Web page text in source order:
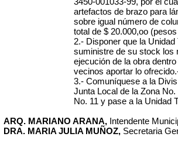
artefactos de brazo para
sobre igual número de
total de $ 20.000,oo
2.- Disponer que la
suministre de su stock los
ejecución de la obra
vecinos aportar lo
3.- Comuníquese a la
Junta Local de la Zona
No. 11 y pase a la Unidad
ARQ. MARIANO ARANA, Intendente
DRA. MARIA JULIA MUÑOZ, Secretaria